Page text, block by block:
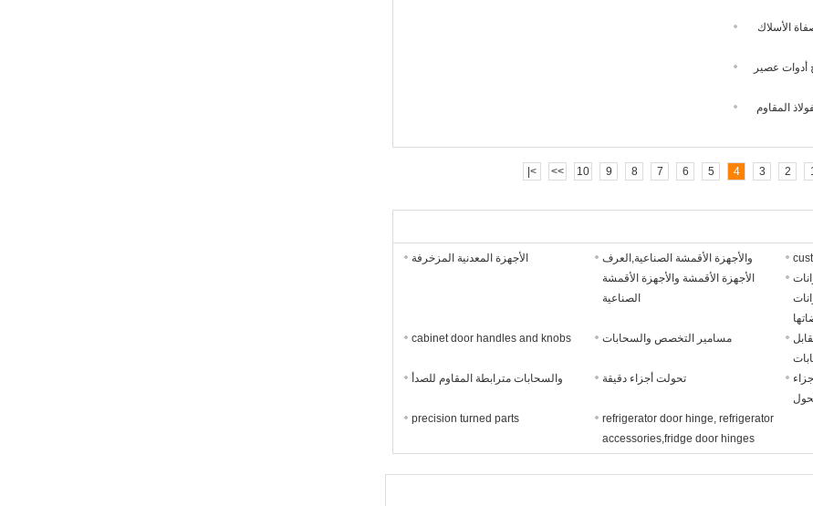
الأسلاك
للمطبخ أدوات عصير
المقاوم للصدأ مجموعة أدوات المطبخ، 18/8 الفولاذ المقاوم
2
3
4
5
6
7
8
9
10
>>
>|
الأجهزة المعدنية المزخرفة
والأجهزة الأقمشة الصناعية,العرف
الأجهزة الأقمشة والأجهزة الأقمشة
الصناعية
cabinet door handles and knobs
مسامير التخصص والسحابات
والسحابات مترابطة المقاوم للصدأ
تحولت أجزاء دقيقة
precision turned parts
refrigerator door hinge, refrigerator
accessories,fridge door hinges